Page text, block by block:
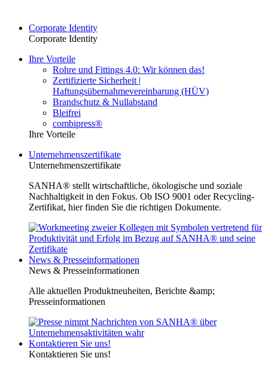
Corporate Identity
Corporate Identity
Ihre Vorteile
Rohre und Fittings 4.0: Wir können das!
Zertifizierte Sicherheit |
Haftungsübernahmevereinbarung (HÜV)
Brandschutz & Nullabstand
Bleifrei
combipress®
Ihre Vorteile
Unternehmenszertifikate
Unternehmenszertifikate
SANHA® stellt wirtschaftliche, ökologische und soziale
Nachhaltigkeit in den Fokus. Ob ISO 9001 oder Recycling-
Zertifikat, hier finden Sie die richtigen Dokumente.
News & Presseinformationen
News & Presseinformationen
Alle aktuellen Produktneuheiten, Berichte &amp;
Presseinformationen
Kontaktieren Sie uns!
Kontaktieren Sie uns!